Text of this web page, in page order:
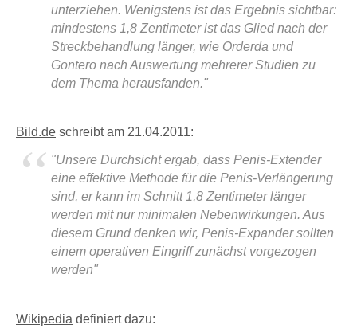
unterziehen. Wenigstens ist das Ergebnis sichtbar:
mindestens 1,8 Zentimeter ist das Glied nach der
Streckbehandlung länger, wie Orderda und
Gontero nach Auswertung mehrerer Studien zu
dem Thema herausfanden."
Bild.de schreibt am 21.04.2011:
"Unsere Durchsicht ergab, dass Penis-Extender
eine effektive Methode für die Penis-Verlängerung
sind, er kann im Schnitt 1,8 Zentimeter länger
werden mit nur minimalen Nebenwirkungen. Aus
diesem Grund denken wir, Penis-Expander sollten
einem operativen Eingriff zunächst vorgezogen
werden"
Wikipedia definiert dazu: